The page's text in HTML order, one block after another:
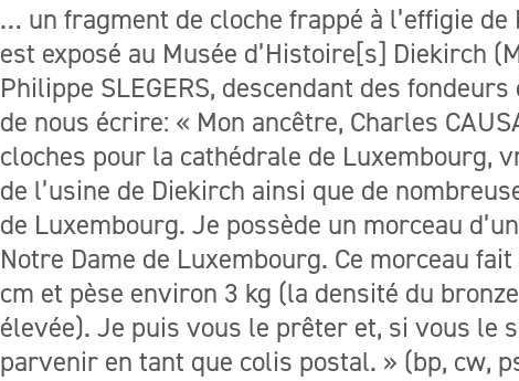
… un fragment de cloche frappé à l’effigie
est exposé au Musée d’Histoire[s] Diekirch
Philippe SLEGERS, descendant des
de nous écrire: « Mon ancêtre, Charles
cloches pour la cathédrale de Luxembourg,
de l’usine de Diekirch ainsi que de
de Luxembourg. Je possède un morceau
Notre Dame de Luxembourg. Ce morceau
cm et pèse environ 3 kg (la densité du
élevée). Je puis vous le prêter et, si vous le
parvenir en tant que colis postal. » (bp, cw,